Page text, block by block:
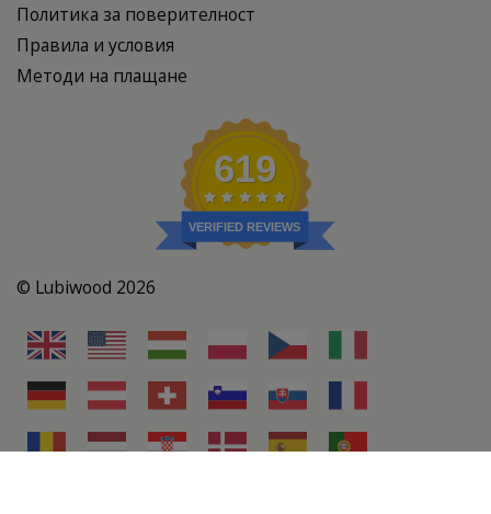
Политика за поверителност
Правила и условия
Методи на плащане
619
VERIFIED REVIEWS
© Lubiwood 2026